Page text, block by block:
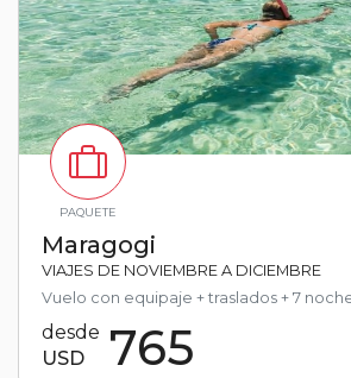
PAQUETE
Maragogi
VIAJES DE NOVIEMBRE A DICIEMBRE
Vuelo con equipaje + traslados + 7
desde
USD
765